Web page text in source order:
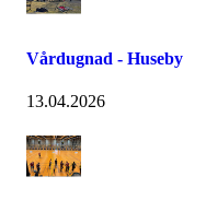
Vårdugnad - Huseby
13.04.2026